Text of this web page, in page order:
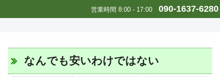
営業時間 8:00 - 17:00 090-1637-6280
なんでも安いわけではない